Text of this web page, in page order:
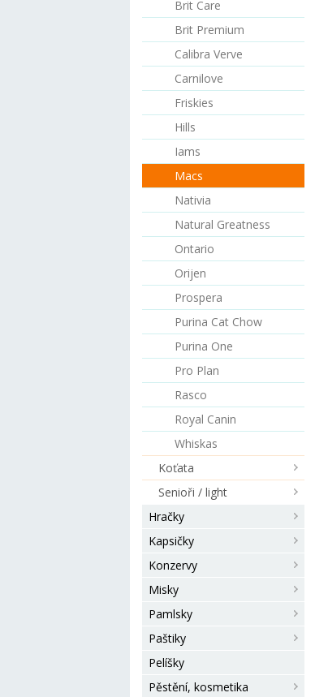
Brit Care
Brit Premium
Calibra Verve
Carnilove
Friskies
Hills
Iams
Macs
Nativia
Natural Greatness
Ontario
Orijen
Prospera
Purina Cat Chow
Purina One
Pro Plan
Rasco
Royal Canin
Whiskas
Koťata
Senioři / light
Hračky
Kapsičky
Konzervy
Misky
Pamlsky
Paštiky
Pelíšky
Pěstění, kosmetika